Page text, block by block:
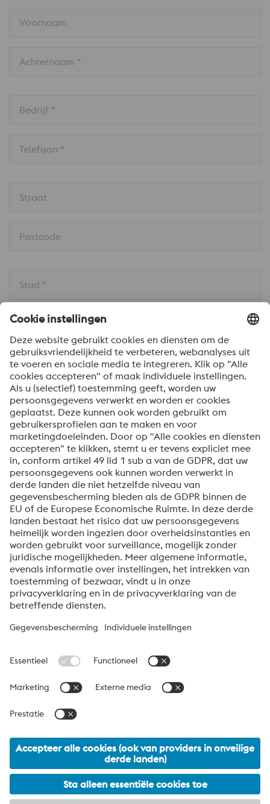
Voornaam
Achternaam *
Bedrijf *
Telefoon *
Straat
Postcode
Stad *
Land *
Bericht *
Om informatie over onze producten en diensten te
ontvangen, op de hoogte te blijven van onze
evenementen en nog veel meer, accepteert u uw
abonnement op de Uddeholm-nieuwsbrief.
Verzenden
Anti-robotverificatie
Klik om te starten
Friendly Captcha ⇗
Over voestalpine High Performance Metals Benelux
verkooporganisatie voor Nederland, België en Luxemburg van
de High Performance Metals Division van de voestalpine Groep.
productsegmenten en is wereldwijd marktleider in
© 2026 voestalpine High Performance Metals B.V.
Data protection
Verkoopvoorwaarden